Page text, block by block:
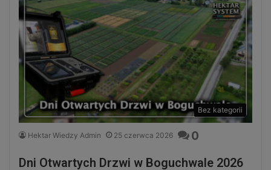
Bez kategorii
Hektar Wiedzy Admin 25 czerwca 2026 0
Dni Otwartych Drzwi w Boguchwale 2026